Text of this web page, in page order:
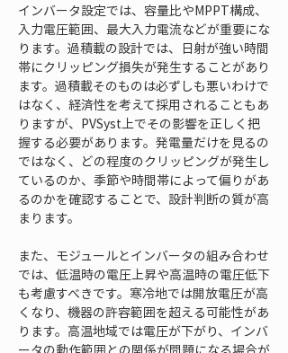
インバータ設定では、容量比やMPPT構成、
入力電圧範囲、最大入力電流などが重要にな
ります。過積載の設計では、日射が強い時間
帯にクリッピング損失が発生することがあり
ます。過積載そのものは必ずしも悪いわけで
はなく、経済性を考えて採用されることもあ
りますが、PVSyst上でその影響を正しく把
握する必要があります。発電量だけを見るの
ではなく、どの程度のクリッピングが発生し
ているのか、季節や時間帯によって偏りがあ
るのかを確認することで、設計判断の質が高
まります。
また、モジュールとインバータの組み合わせ
では、低温時の電圧上昇や高温時の電圧低下
も考慮すべきです。寒冷地では開放電圧が高
くなり、機器の許容範囲を超える可能性があ
ります。高温地域では電圧が下がり、インバ
ータの動作範囲との関係が問題になる場合が